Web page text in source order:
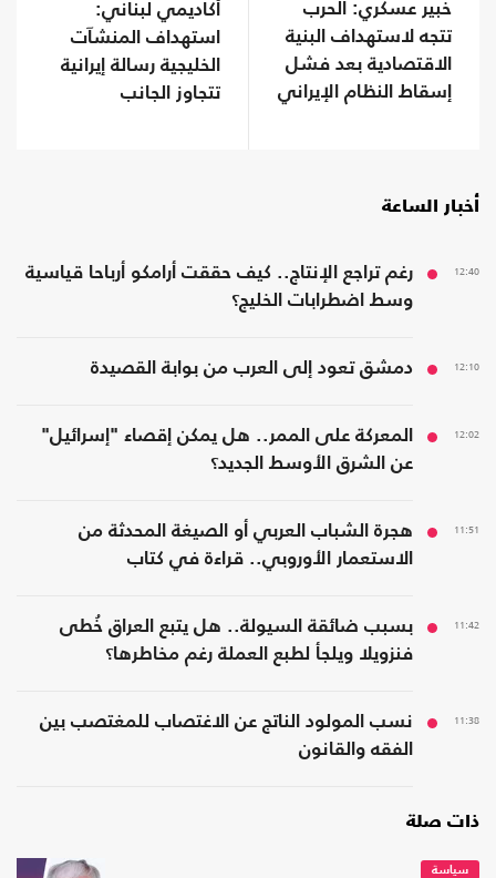
خبير عسكري: الحرب
تتجه لاستهداف البنية
الاقتصادية بعد فشل
إسقاط النظام الإيراني
أكاديمي لبناني:
استهداف المنشآت
الخليجية رسالة إيرانية
تتجاوز الجانب
أخبار الساعة
12:40
رغم تراجع الإنتاج.. كيف حققت أرامكو أرباحا قياسية
وسط اضطرابات الخليج؟
12:10 دمشق تعود إلى العرب من بوابة القصيدة
12:02
المعركة على الممر.. هل يمكن إقصاء "إسرائيل"
عن الشرق الأوسط الجديد؟
11:51
هجرة الشباب العربي أو الصيغة المحدثة من
الاستعمار الأوروبي.. قراءة في كتاب
11:42
بسبب ضائقة السيولة.. هل يتبع العراق خُطى
فنزويلا ويلجأ لطبع العملة رغم مخاطرها؟
11:38
نسب المولود الناتج عن الاغتصاب للمغتصب بين
الفقه والقانون
ذات صلة
سياسة